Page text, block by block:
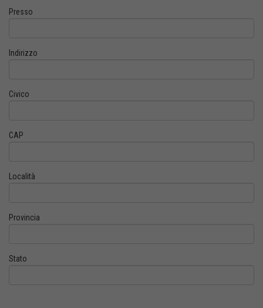
Presso
Indirizzo
Civico
CAP
Località
Provincia
Stato